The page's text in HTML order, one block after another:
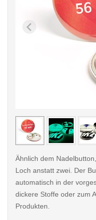
< /picture>
Ähnlich dem
Loch anstatt zwei. Der
automatisch in der
dickere Stoffe oder zum
Produkten.